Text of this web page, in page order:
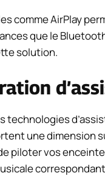
comme AirPlay
que le
solution.
technologies
une dimension
piloter vos